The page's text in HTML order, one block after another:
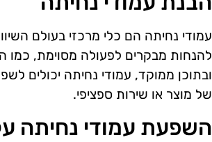
עמודי נחיתה הם כלי מרכזי בעולם
להנחות מבקרים לפעולה מסוימת, כמו
ובתוכן ממוקד, עמודי נחיתה יכולים
של מוצר או שירות ספציפי.
השפעת עמודי נחיתה